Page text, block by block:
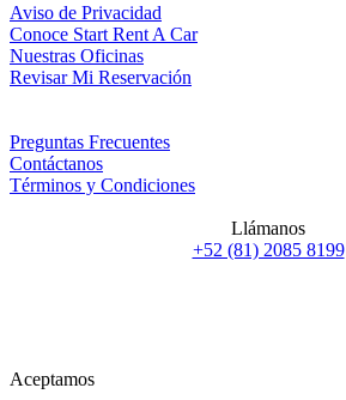
Aviso de Privacidad
Conoce Start Rent A Car
Nuestras Oficinas
Revisar Mi Reservación
Preguntas Frecuentes
Contáctanos
Términos y Condiciones
Llámanos
+52 (81) 2085 8199
Aceptamos